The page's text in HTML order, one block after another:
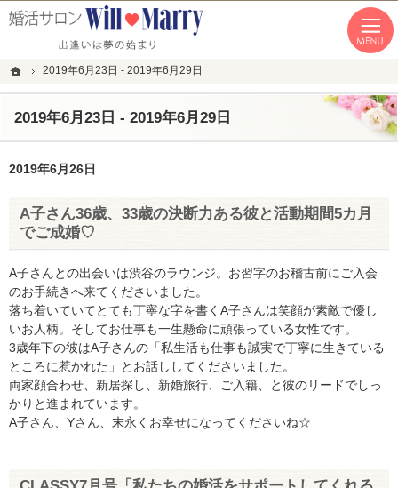
ホーム
2019年6月23日 - 2019年6月29日
2019年6月23日 - 2019年6月29日
「本気の婚活」を応援します。恵比寿・青山・湘南の結婚相談所なら私たちへ。
恵比寿・青山・湘南の婚活なら１年以内の成婚にこだわる結婚相談所WillMarry
2019年6月26日
A子さん36歳、33歳の決断力ある彼と活動期間5カ月
でご成婚♡
A子さんとの出会いは渋谷のラウンジ。お習字のお稽古前にご入会
のお手続きへ来てくださいました。
落ち着いていてとても丁寧な字を書くA子さんは笑顔が素敵で優し
いお人柄。そしてお仕事も一生懸命に頑張っている女性です。
3歳年下の彼はA子さんの「私生活も仕事も誠実で丁寧に生きている
ところに惹かれた」とお話ししてくださいました。
両家顔合わせ、新居探し、新婚旅行、ご入籍、と彼のリードでしっ
かりと進まれています。
A子さん、Yさん、末永くお幸せになってくださいね☆